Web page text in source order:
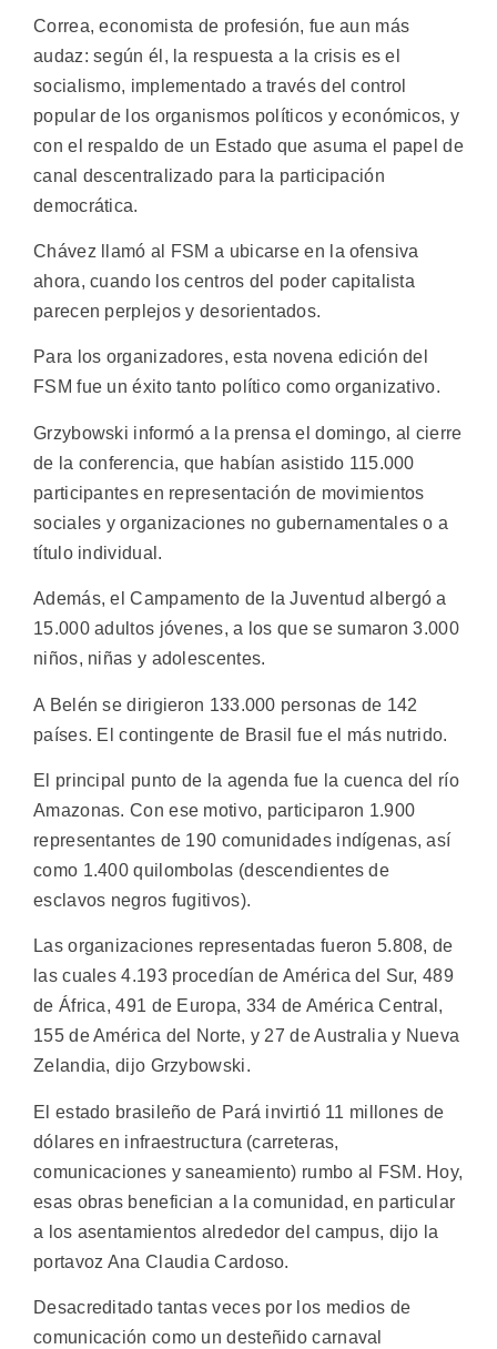
Correa, economista de profesión, fue aun más
audaz: según él, la respuesta a la crisis es el
socialismo, implementado a través del control
popular de los organismos políticos y económicos, y
con el respaldo de un Estado que asuma el papel de
canal descentralizado para la participación
democrática.
Chávez llamó al FSM a ubicarse en la ofensiva
ahora, cuando los centros del poder capitalista
parecen perplejos y desorientados.
Para los organizadores, esta novena edición del
FSM fue un éxito tanto político como organizativo.
Grzybowski informó a la prensa el domingo, al cierre
de la conferencia, que habían asistido 115.000
participantes en representación de movimientos
sociales y organizaciones no gubernamentales o a
título individual.
Además, el Campamento de la Juventud albergó a
15.000 adultos jóvenes, a los que se sumaron 3.000
niños, niñas y adolescentes.
A Belén se dirigieron 133.000 personas de 142
países. El contingente de Brasil fue el más nutrido.
El principal punto de la agenda fue la cuenca del río
Amazonas. Con ese motivo, participaron 1.900
representantes de 190 comunidades indígenas, así
como 1.400 quilombolas (descendientes de
esclavos negros fugitivos).
Las organizaciones representadas fueron 5.808, de
las cuales 4.193 procedían de América del Sur, 489
de África, 491 de Europa, 334 de América Central,
155 de América del Norte, y 27 de Australia y Nueva
Zelandia, dijo Grzybowski.
El estado brasileño de Pará invirtió 11 millones de
dólares en infraestructura (carreteras,
comunicaciones y saneamiento) rumbo al FSM. Hoy,
esas obras benefician a la comunidad, en particular
a los asentamientos alrededor del campus, dijo la
portavoz Ana Claudia Cardoso.
Desacreditado tantas veces por los medios de
comunicación como un desteñido carnaval